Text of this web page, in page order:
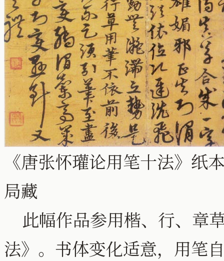
《唐张怀瓘论用笔十法》纸
局藏
此幅作品参用楷、行、章
法》。书体变化适意，用笔